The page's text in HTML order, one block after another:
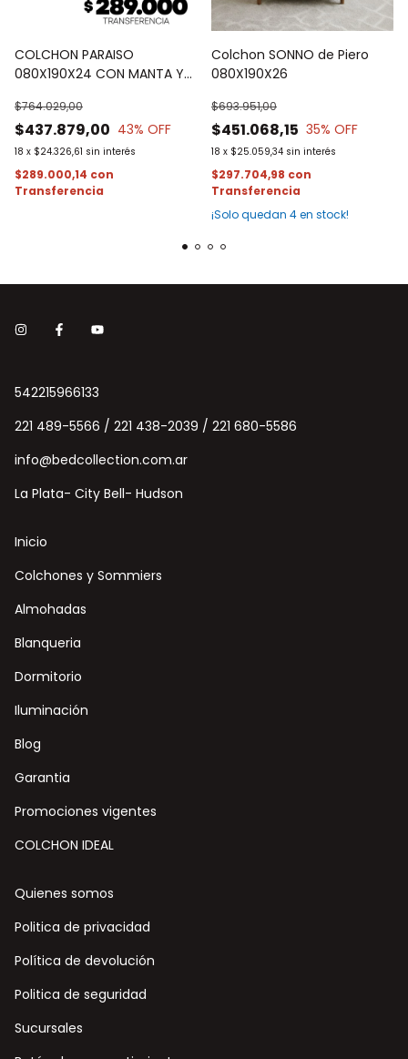
COLCHON PARAISO
080X190X24 CON MANTA Y
$437.879,00
$764.029,00
43% OFF
18 x $24.326,61 sin interés
$289.000,14 con
Colchon SONNO de Piero
080X190X26
$451.068,15
$693.951,00
35% OFF
18 x $25.059,34 sin interés
$297.704,98 con
¡Solo quedan 4en stock!
542215966133
221 489-5566 / 221 438-2039 / 221 680-5586
info@bedcollection.com.ar
La Plata- City Bell- Hudson
Inicio
Colchones y Sommiers
Almohadas
Blanqueria
Dormitorio
Iluminación
Blog
Garantia
Promociones vigentes
COLCHON IDEAL
Quienes somos
Politica de privacidad
Política de devolución
Politica de seguridad
Sucursales